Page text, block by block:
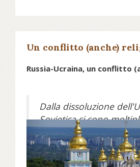
Un conflitto (anche)
Russia-Ucraina, un conflitto
Dalla dissoluzione
Sovietica si sono
tensioni fra le chiese
Mosca e Kiev. Ma oggi
chiedono la pace